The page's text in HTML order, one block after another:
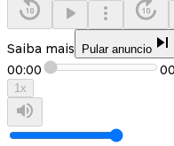
Saiba mais Pular anuncio
00:00
1x